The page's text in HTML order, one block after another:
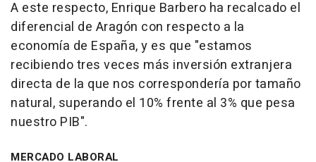
A este respecto, Enrique Barbero ha recalcado el
diferencial de Aragón con respecto a la
economía de España, y es que "estamos
recibiendo tres veces más inversión extranjera
directa de la que nos correspondería por tamaño
natural, superando el 10% frente al 3% que pesa
nuestro PIB".
MERCADO LABORAL